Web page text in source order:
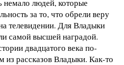
немало людей, которые
за то, что обрели веру
телевидении. Для Владыки
самой высшей наградой.
двадцатого века по-
из рассказов Владыки. Как-то